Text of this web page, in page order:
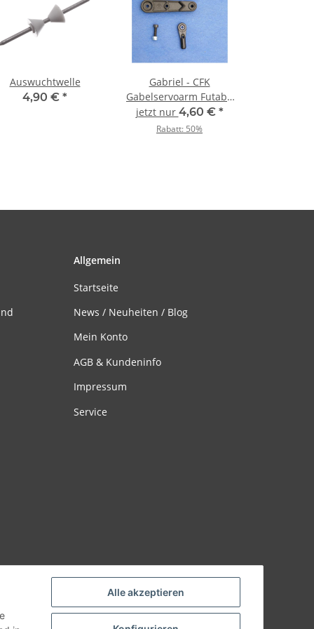
Alle akzeptieren
Auswuchtwelle
4,90 € *
Gabriel - CFK
Gabelservoarm Futaba
- 54 mm
jetzt nur 4,60 € *
Rabatt: 50%
Allgemein
Startseite
News / Neuheiten / Blog
Mein Konto
AGB & Kundeninfo
Impressum
Service